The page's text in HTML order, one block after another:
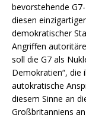
bevorstehende
diesen
demokratischer
Angriffen
soll die G7 als
Demokratien“, die
autokratische
diesem Sinne an
Großbritanniens